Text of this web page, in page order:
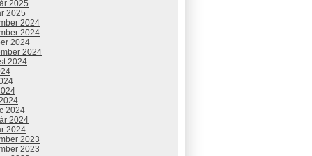
2025
2025
2024
2024
2024
2024
2024
2024
2024
2024
2023
2023